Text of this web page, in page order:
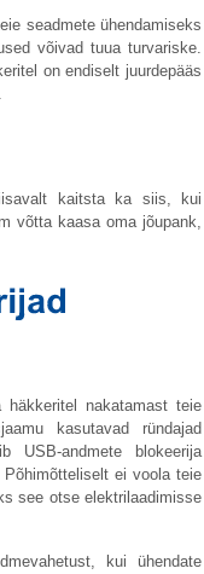
seadmete ühendamiseks
võivad tuua turvariske.
on endiselt juurdepääs
kaitsta ka siis, kui
võtta kaasa oma jõupank,
häkkeritel nakatamast teie
kasutavad ründajad
USB-andmete blokeerija
ei voola teie
see otse elektrilaadimisse
kui ühendate